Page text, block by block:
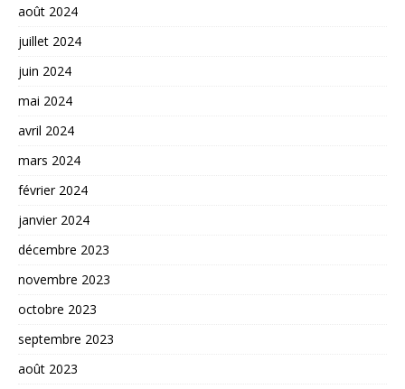
août 2024
juillet 2024
juin 2024
mai 2024
avril 2024
mars 2024
février 2024
janvier 2024
décembre 2023
novembre 2023
octobre 2023
septembre 2023
août 2023